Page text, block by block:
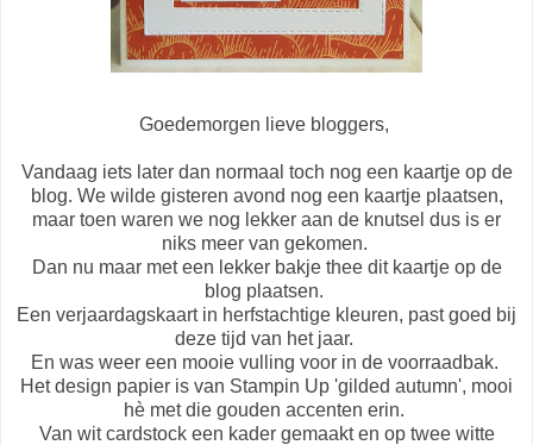
Goedemorgen lieve bloggers,
Vandaag iets later dan normaal toch nog een kaartje op de
blog. We wilde gisteren avond nog een kaartje plaatsen,
maar toen waren we nog lekker aan de knutsel dus is er
niks meer van gekomen.
Dan nu maar met een lekker bakje thee dit kaartje op de
blog plaatsen.
Een verjaardagskaart in herfstachtige kleuren, past goed bij
deze tijd van het jaar.
En was weer een mooie vulling voor in de voorraadbak.
Het design papier is van Stampin Up 'gilded autumn', mooi
hè met die gouden accenten erin.
Van wit cardstock een kader gemaakt en op twee witte